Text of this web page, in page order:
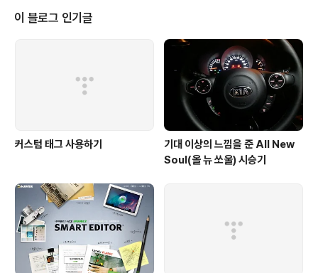
지르겠습니다. ㅎㅎ
이 블로그 인기글
커스텀 태그 사용하기
기대 이상의 느낌을 준 All New
Soul(올 뉴 쏘울) 시승기